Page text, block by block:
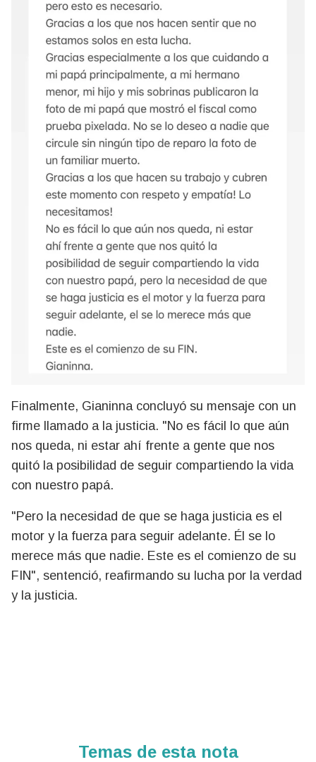
Finalmente, Gianinna concluyó su mensaje con un
firme llamado a la justicia. "No es fácil lo que aún
nos queda, ni estar ahí frente a gente que nos
quitó la posibilidad de seguir compartiendo la vida
con nuestro papá.
"Pero la necesidad de que se haga justicia es el
motor y la fuerza para seguir adelante. Él se lo
merece más que nadie. Este es el comienzo de su
FIN", sentenció, reafirmando su lucha por la verdad
y la justicia.
Temas de esta nota